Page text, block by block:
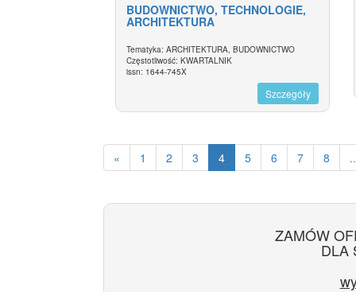
BUDOWNICTWO, TECHNOLOGIE,
ARCHITEKTURA
Tematyka: ARCHITEKTURA, BUDOWNICTWO
Częstotliwość: KWARTALNIK
issn: 1644-745X
Szczegóły
« 1 2 3 4 5 6 7 8
ZAMÓW
DLA